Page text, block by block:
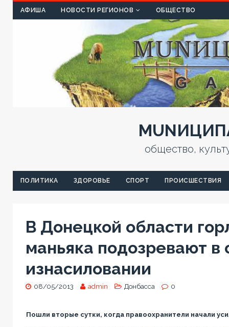
АФИША НОВОСТИ РЕГИОНОВ ОБЩЕСТВО
общество,
ПОЛИТИКА ЗДОРОВЬЕ СПОРТ ПРОИСШЕСТВИЯ
В Донецкой области
маньяка подозревают в
изнасиловании
08/05/2013 admin Донбасса 0
Пошли вторые сутки, когда правоохранители начали